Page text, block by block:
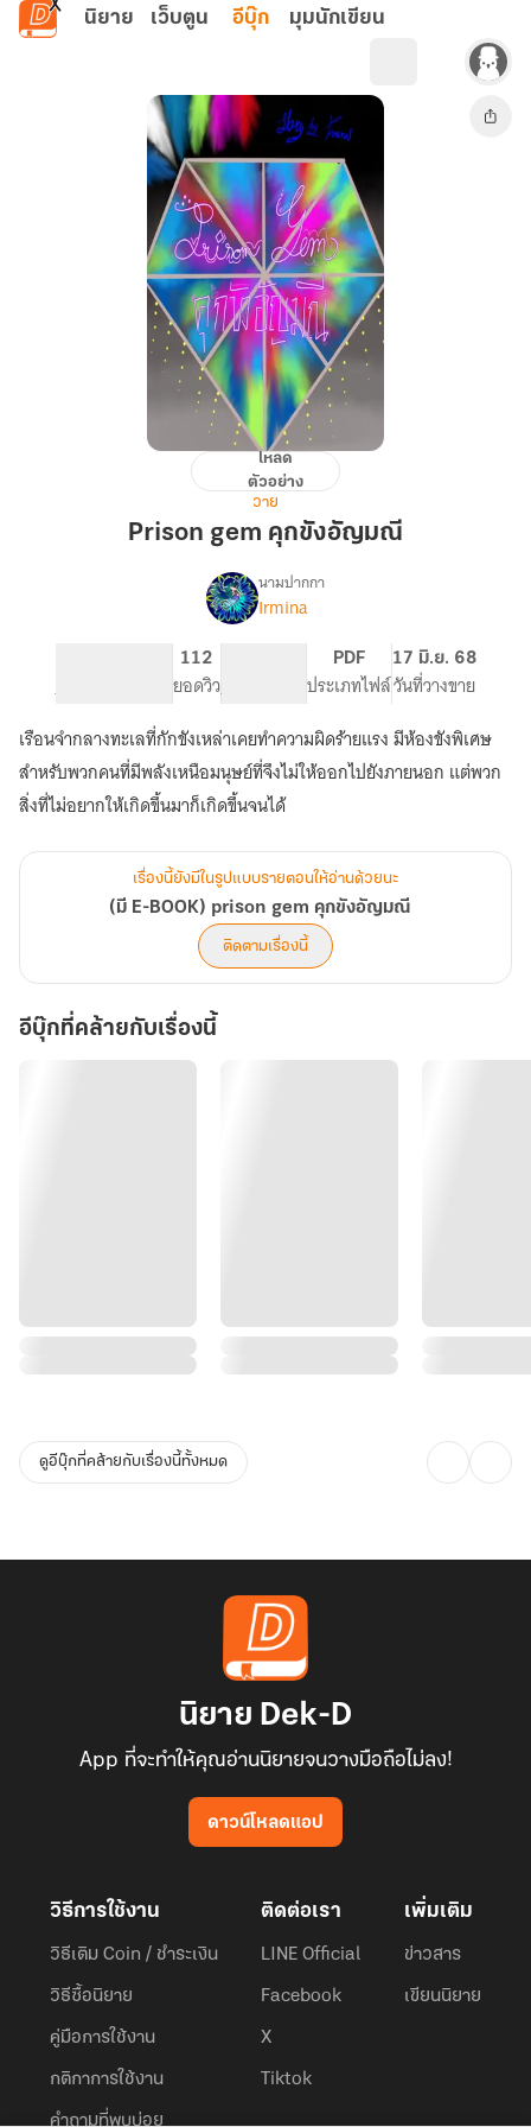
ข้ามไปยังเนื้อหาหลัก
นิยาย เว็บตูน อีบุ๊ก มุมนักเขียน
Prison
คุก
โหลด
ตัวอย่าง
วาย
Prison gem คุกขังอัญมณี
เรื่อง(มี
prison
คุก
ขัง
อัญมณี
นามปากกา
Irmina
จำนวนหน้า (A5)
112
ยอดวิวระดับเนื้อหา
PDF
ประเภทไฟล์
17 มิ.ย. 68
วันที่วางขาย
เรือนจำกลางทะเลที่กักขังเหล่าเคยทำความผิดร้ายแรง มีห้องขังพิเศษ
สำหรับพวกคนที่มีพลังเหนือมนุษย์ที่จึงไม่ให้ออกไปยังภายนอก แต่พวก
สิ่งที่ไม่อยากให้เกิดขึ้นมาก็เกิดขึ้นจนได้
เรื่องนี้ยังมีในรูปแบบรายตอนให้อ่านด้วยนะ
(มี E-BOOK) prison gem คุกขังอัญมณี
ติดตามเรื่องนี้
อีบุ๊กที่คล้ายกับเรื่องนี้
ดูอีบุ๊กที่คล้ายกับเรื่องนี้ทั้งหมด
นิยาย Dek-D
App ที่จะทำให้คุณอ่านนิยายจนวางมือถือไม่ลง!
ดาวน์โหลดแอป
วิธีการใช้งาน
วิธีเติม Coin / ชำระเงิน
วิธีซื้อนิยาย
คู่มือการใช้งาน
กติกาการใช้งาน
คำถามที่พบบ่อย
ติดต่อเรา
LINE Official
Facebook
X
Tiktok
เพิ่มเติม
ข่าวสาร
เขียนนิยาย